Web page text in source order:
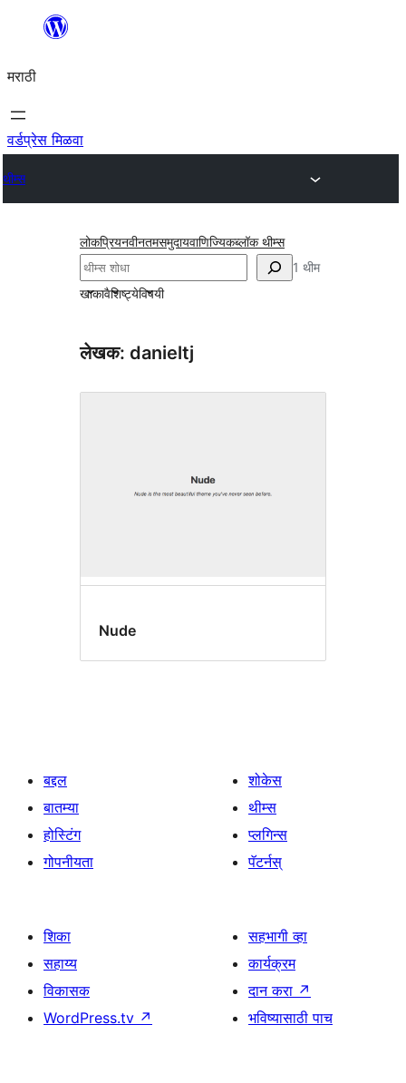
सामुग्रीवर
मराठी
वर्डप्रेस मिळवा
थीम्स
लोकप्रियनवीनतमसमुदायवाणिज्यिकब्लॉक थीम्स
शोधा
1 थीम
खाकावैशिष्ट्येविषयी
लेखक: danieltj
Nude
बद्दल
बातम्या
होस्टिंग
गोपनीयता
शोकेस
थीम्स
प्लगिन्स
पॅटर्नस्
शिका
सहाय्य
विकासक
WordPress.tv ↗
सहभागी व्हा
कार्यक्रम
दान करा ↗
भविष्यासाठी पाच